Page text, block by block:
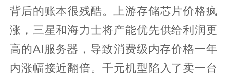
背后的账本很残酷。上游存储芯片价格疯
涨，三星和海力士将产能优先供给利润更
高的AI服务器，导致消费级内存价格一年
内涨幅接近翻倍。千元机型陷入了卖一台